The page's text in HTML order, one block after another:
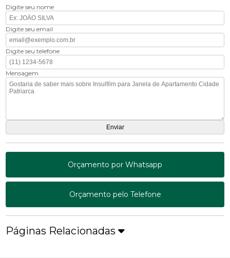
Digite seu nome
Digite seu email
Digite seu telefone
Mensagem
Orçamento por Whatsapp
Orçamento pelo Telefone
Páginas Relacionadas